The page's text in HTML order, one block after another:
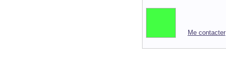
Me contacter